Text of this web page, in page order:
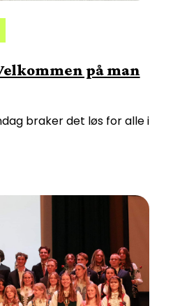
på man
braker det løs for alle i